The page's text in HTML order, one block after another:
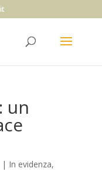
un
| In evidenza,